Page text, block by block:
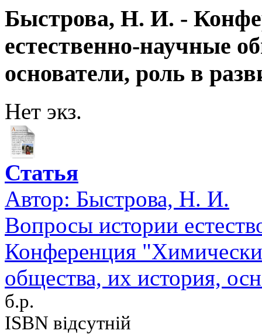
Быстрова, Н. И. -
естественно-научные
основатели, роль в
Нет экз.
Статья
Автор: Быстрова, Н. И.
Вопросы истории
Конференция
общества, их история,
б.р.
ISBN відсутній